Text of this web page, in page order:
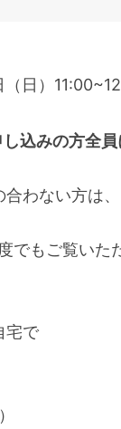
日）
込みの方全
合わない方は
でもご覧いた
宅で